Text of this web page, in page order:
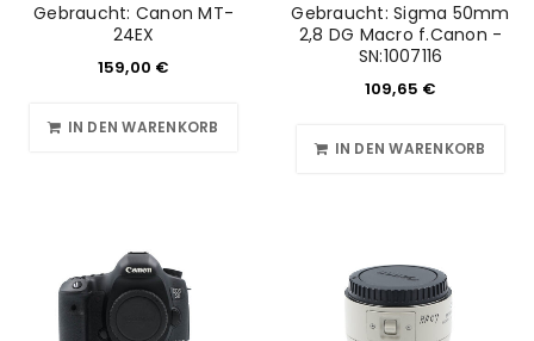
Gebraucht: Canon MT-
24EX
159,00 €
IN DEN WARENKORB
Gebraucht: Sigma 50mm
2,8 DG Macro f.Canon -
SN:1007116
109,65 €
IN DEN WARENKORB